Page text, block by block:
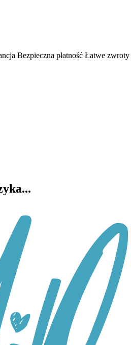
Bezpieczna płatność Łatwe zwroty